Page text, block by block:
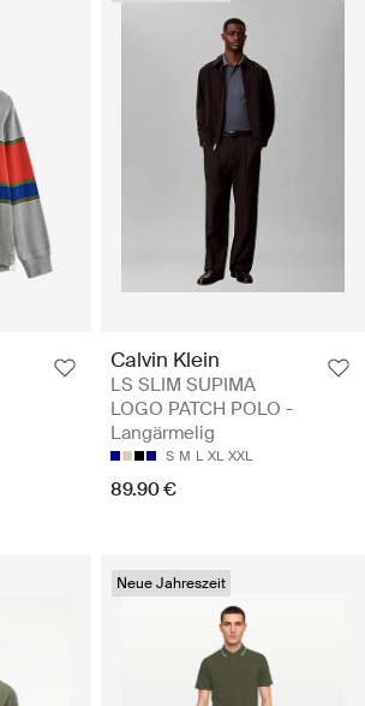
Calvin Klein
LS SLIM SUPIMA
LOGO PATCH POLO -
Langärmelig
S M L XL XXL
89.90 €
Neue Jahreszeit